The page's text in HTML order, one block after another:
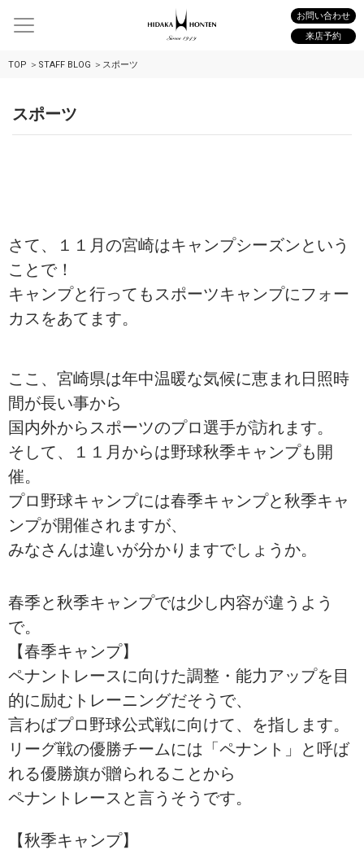
お問い合わせ
来店予約
TOP STAFF BLOG スポーツ
スポーツ
さて、１１月の宮崎はキャンプシーズンという
ことで！
キャンプと行ってもスポーツキャンプにフォー
カスをあてます。
ここ、宮崎県は年中温暖な気候に恵まれ日照時
間が長い事から
国内外からスポーツのプロ選手が訪れます。
そして、１１月からは野球秋季キャンプも開
催。
プロ野球キャンプには春季キャンプと秋季キャ
ンプが開催されますが、
みなさんは違いが分かりますでしょうか。
春季と秋季キャンプでは少し内容が違うよう
で。
【春季キャンプ】
ペナントレースに向けた調整・能力アップを目
的に励むトレーニングだそうで、
言わばプロ野球公式戦に向けて、を指します。
リーグ戦の優勝チームには「ペナント」と呼ば
れる優勝旗が贈られることから
ペナントレースと言うそうです。
【秋季キャンプ】